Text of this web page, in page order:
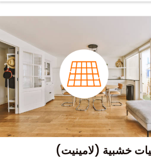
خشبية (لامينيت)